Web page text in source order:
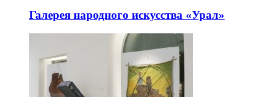
Галерея народного искусства «Урал»